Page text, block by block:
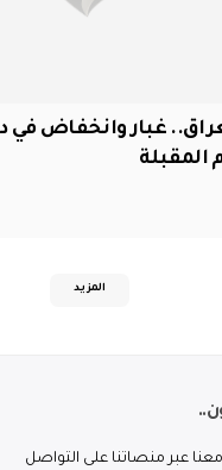
غبار وانخفاض في
المقبلة
المزيد
عبر منصاتنا على التواصل